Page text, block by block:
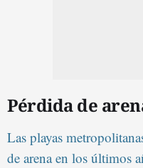
Pérdida de
Las playas
de arena en los últimos